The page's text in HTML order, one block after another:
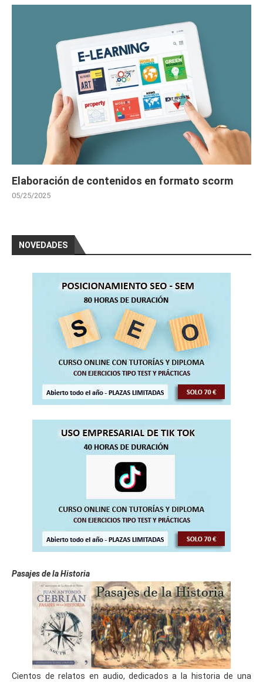
Elaboración de contenidos en formato scorm
05/25/2025
NOVEDADES
Pasajes de la Historia
Cientos de relatos en audio, dedicados a la historia de una